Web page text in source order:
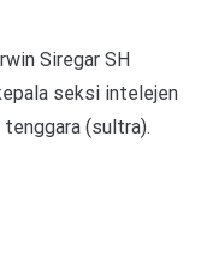
Siregar SH
seksi intelejen
(sultra).